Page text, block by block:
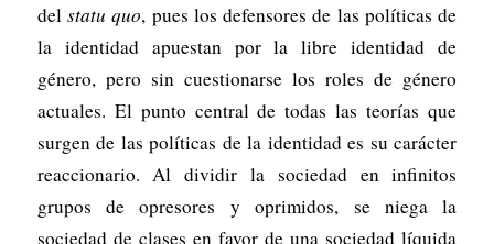
del statu quo, pues los defensores de las políticas de
la identidad apuestan por la libre identidad de
género, pero sin cuestionarse los roles de género
actuales. El punto central de todas las teorías que
surgen de las políticas de la identidad es su carácter
reaccionario. Al dividir la sociedad en infinitos
grupos de opresores y oprimidos, se niega la
sociedad de clases en favor de una sociedad líquida